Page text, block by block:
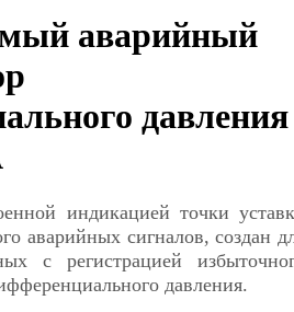
аварийный
давления
индикацией точки
аварийных сигналов, создан
с регистрацией
давления.